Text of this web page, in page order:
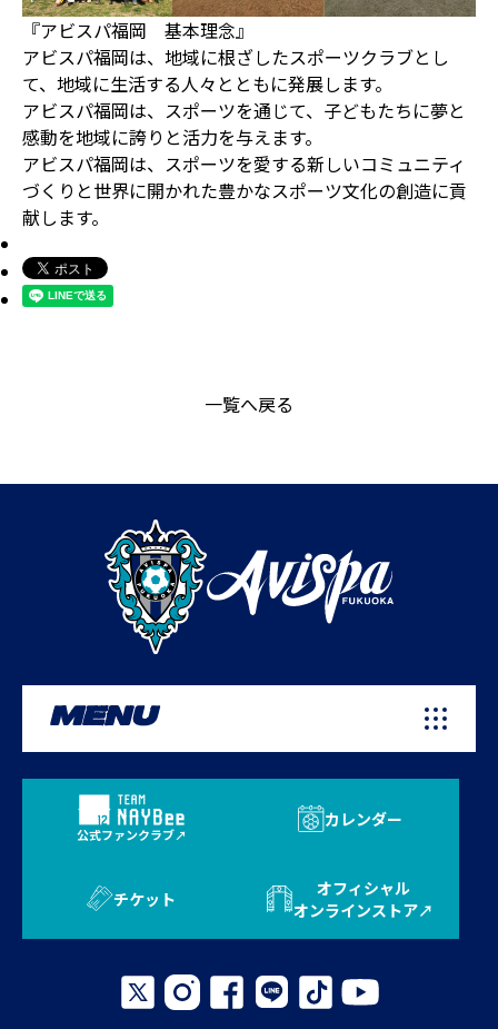
『アビスパ福岡 基本理念』
アビスパ福岡は、地域に根ざしたスポーツクラブとし
て、地域に生活する人々とともに発展します。
アビスパ福岡は、スポーツを通じて、子どもたちに夢と
感動を地域に誇りと活力を与えます。
アビスパ福岡は、スポーツを愛する新しいコミュニティ
づくりと世界に開かれた豊かなスポーツ文化の創造に貢
献します。
一覧へ戻る
MENU
公式ファンクラブ
カレンダー
チケット
オフィシャル
オンラインストア